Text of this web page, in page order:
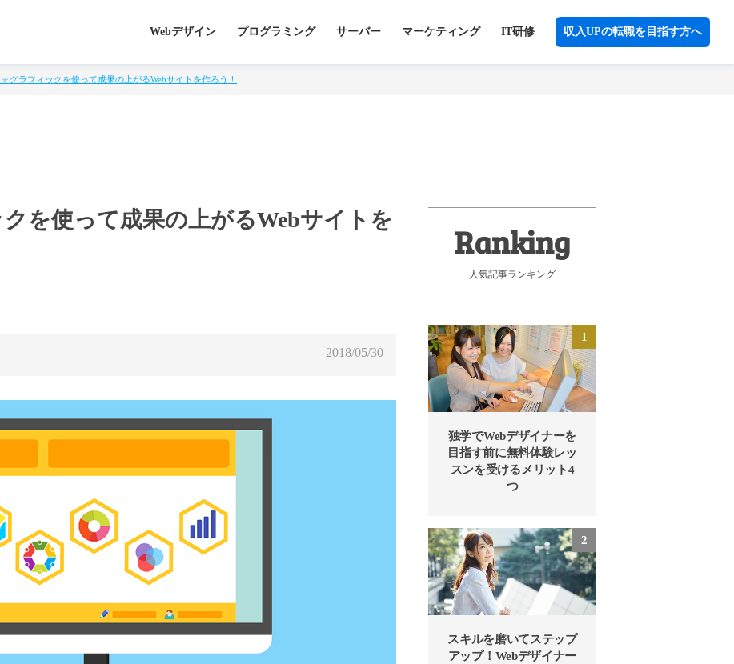
Webデザイン プログラミング サーバー マーケティング IT研修 収入UPの転職を目指す方へ
グラフィックを使って成果の上がるWebサイトを作ろう！
を使って成果の上がるWebサイトを
2018/05/30
人気記事ランキング
独学でWebデザイナーを
目指す前に無料体験レッ
スンを受けるメリット4
つ
スキルを磨いてステップ
アップ！Webデザイナー